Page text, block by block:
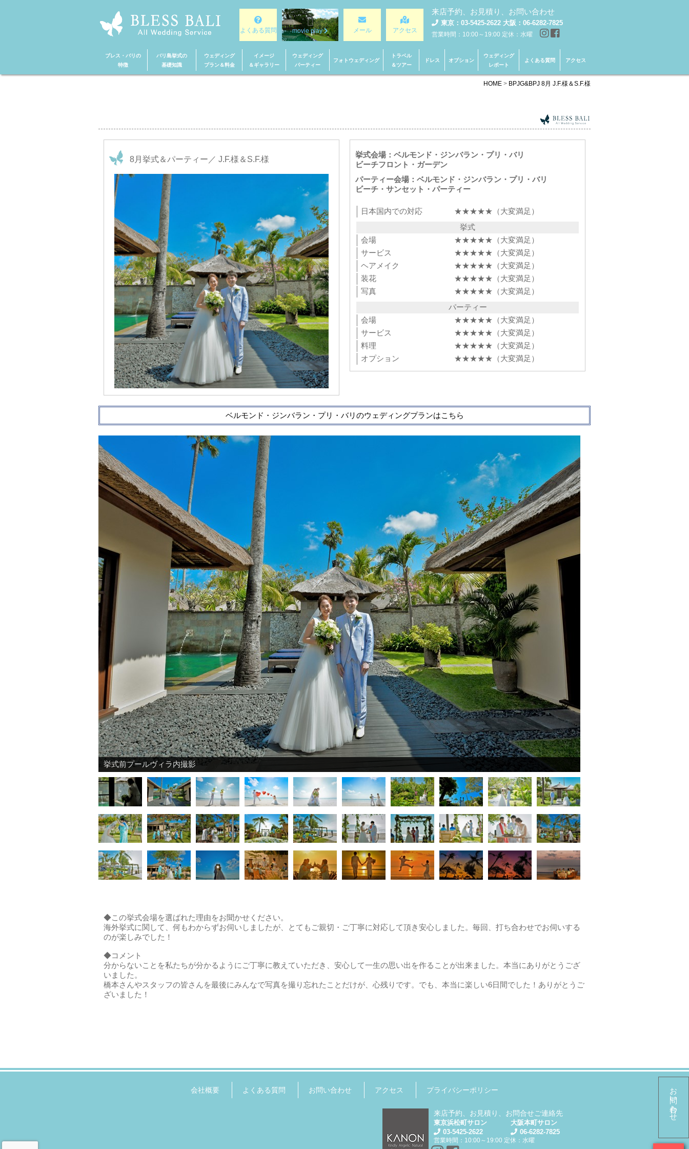
ブレス・バリの
特徴
バリ島挙式の
基礎知識
ウェディング
プラン＆料金
イメージ
＆ギャラリー
ウェディング
パーティー
フォトウェディング
トラベル
＆ツアー
ドレス オプション
ウェディング
レポート
よくある質問 アクセス
よくある質問 movie play メール アクセス
来店予約、お見積り、お問い合わせ
東京：03-5425-2622 大阪：06-6282-7825
営業時間：10:00～19:00 定休：水曜
HOME > BPJG&BPJ 8月 J.F.様＆S.F.様
8月挙式＆パーティー／ J.F.様＆S.F.様
挙式会場：ベルモンド・ジンバラン・プリ・バリ
ビーチフロント・ガーデン
パーティー会場：ベルモンド・ジンバラン・プリ・バリ
ビーチ・サンセット・パーティー
日本国内での対応
★★★★★（大変満足）
挙式
会場
★★★★★（大変満足）
サービス
★★★★★（大変満足）
ヘアメイク
★★★★★（大変満足）
装花
★★★★★（大変満足）
写真
★★★★★（大変満足）
パーティー
会場
★★★★★（大変満足）
サービス
★★★★★（大変満足）
料理
★★★★★（大変満足）
オプション
★★★★★（大変満足）
ベルモンド・ジンバラン・プリ・バリのウェディングプランはこちら
ビーチにて挙式前撮影
◆この挙式会場を選ばれた理由をお聞かせください。
海外挙式に関して、何もわからずお伺いしましたが、とてもご親切・ご丁寧に対応して頂き安心しました。毎回、打ち合わせでお伺いする
のが楽しみでした！
◆コメント
分からないことを私たちが分かるようにご丁寧に教えていただき、安心して一生の思い出を作ることが出来ました。本当にありがとうござ
いました。
橋本さんやスタッフの皆さんを最後にみんなで写真を撮り忘れたことだけが、心残りです。でも、本当に楽しい6日間でした！ありがとうご
ざいました！
お問い合わせ
会社概要 よくある質問 お問い合わせ アクセス プライバシーポリシー
来店予約、お見積り、お問合せご連絡先
東京浜松町サロン
03-5425-2622
大阪本町サロン
06-6282-7825
営業時間：10:00～19:00 定休：水曜